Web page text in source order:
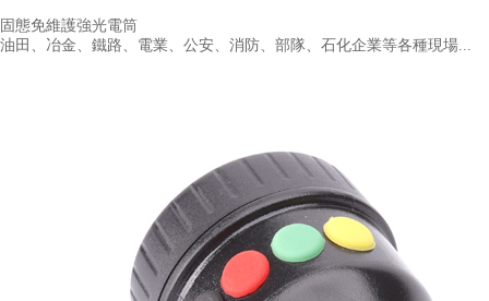
固態免維護強光電筒
油田、冶金、鐵路、電業、公安、消防、部隊、石化企業等各種現場...